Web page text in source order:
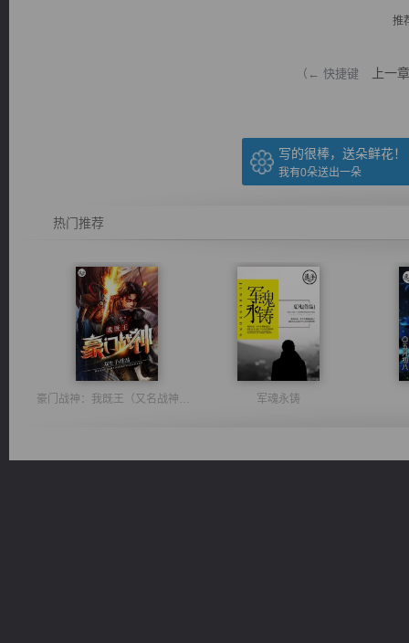
推
（← 快捷键 上一章
写的很棒，送朵鲜花！
我有0朵送出一朵
热门推荐
豪门战神：我既王（又名战神归来不败神婿修罗战神） 军魂永铸